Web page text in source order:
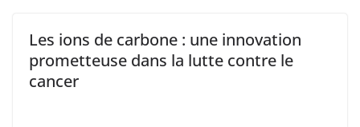
Les ions de carbone : une innovation
prometteuse dans la lutte contre le
cancer